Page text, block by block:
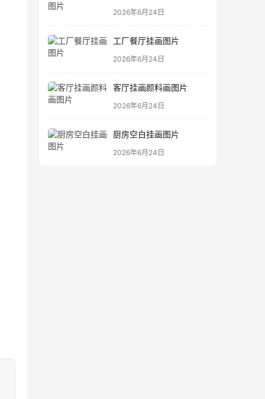
2026年6月24日
工厂餐厅挂画图片
2026年6月24日
客厅挂画颜料画图片
2026年6月24日
厨房空白挂画图片
2026年6月24日